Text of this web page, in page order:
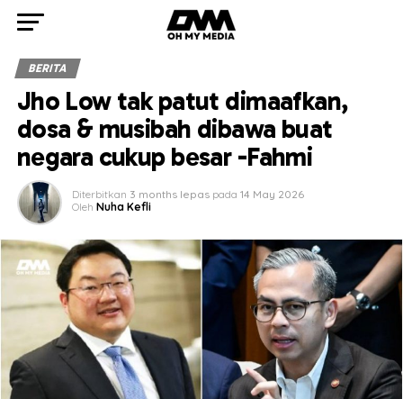
BERITA
Jho Low tak patut dimaafkan,
dosa & musibah dibawa buat
negara cukup besar -Fahmi
Diterbitkan 3 months lepas pada 14 May 2026
Oleh Nuha Kefli